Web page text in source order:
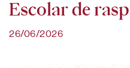
Escolar de
26/06/2026